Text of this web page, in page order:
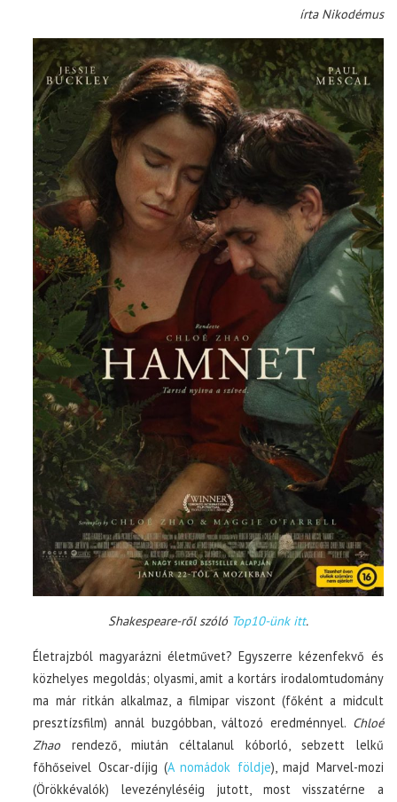
írta Nikodémus
Shakespeare-ről szóló Top10-ünk itt.
Életrajzból magyarázni életművet? Egyszerre kézenfekvő és
közhelyes megoldás; olyasmi, amit a kortárs irodalomtudomány
ma már ritkán alkalmaz, a filmipar viszont (főként a midcult
presztízsfilm) annál buzgóbban, változó eredménnyel. Chloé
Zhao rendező, miután céltalanul kóborló, sebzett lelkű
főhőseivel Oscar-díjig (A nomádok földje), majd Marvel-mozi
(Örökkévalók) levezényléséig jutott, most visszatérne a